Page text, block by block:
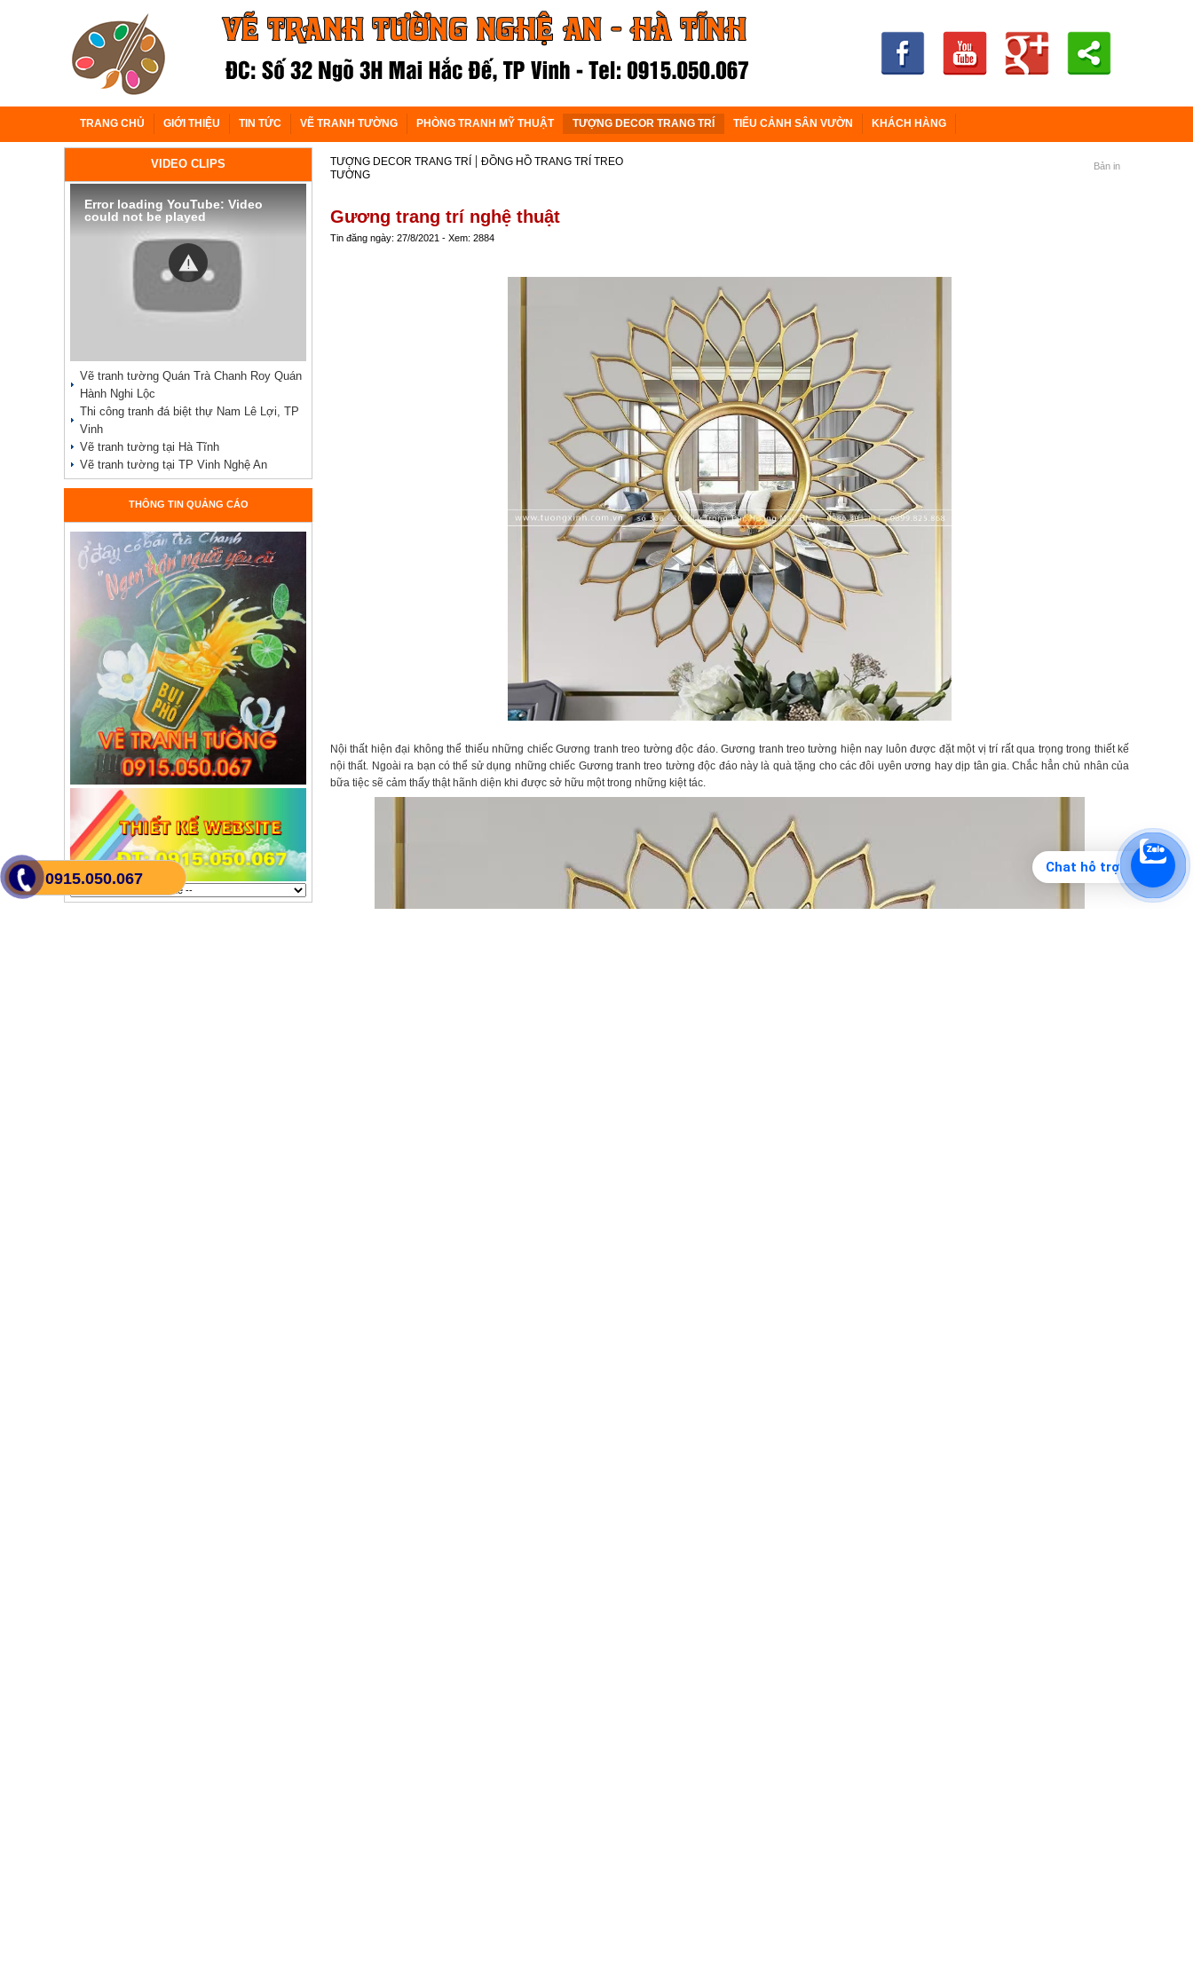
TRANG CHỦ GIỚI THIỆU TIN TỨC VẼ TRANH TƯỜNG PHÒNG TRANH MỸ THUẬT TƯỢNG DECOR TRANG TRÍ TIỂU CẢNH SÂN VƯỜN KHÁCH HÀNG
VIDEO CLIPS
Error loading YouTube: Video
could not be played
Vẽ tranh tường Quán Trà Chanh Roy Quán
Hành Nghi Lộc
Thi công tranh đá biệt thự Nam Lê Lợi, TP
Vinh
Vẽ tranh tường tại Hà Tĩnh
Vẽ tranh tường tại TP Vinh Nghệ An
THÔNG TIN QUẢNG CÁO
TƯỢNG DECOR TRANG TRÍ | ĐỒNG HỒ TRANG TRÍ TREO
TƯỜNG
Bản in
Gương trang trí nghệ thuật
Tin đăng ngày: 27/8/2021 - Xem: 2884
Nội thất hiện đại không thể thiếu những chiếc Gương tranh treo tường độc đáo. Gương tranh treo tường hiện nay luôn được đặt một vị trí rất qua trọng trong thiết kế
nội thất. Ngoài ra bạn có thể sử dụng những chiếc Gương tranh treo tường độc đáo này là quà tặng cho các đôi uyên ương hay dịp tân gia. Chắc hẳn chủ nhân của
bữa tiệc sẽ cảm thấy thật hãnh diện khi được sở hữu một trong những kiệt tác.
Chat hỗ trợ
0915.050.067